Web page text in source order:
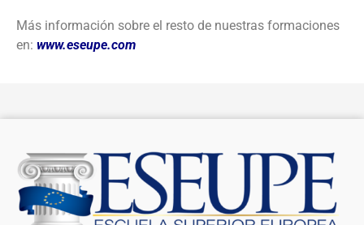
Más información sobre el resto de nuestras formaciones
en: www.eseupe.com